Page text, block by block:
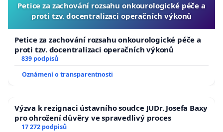
Petice za zachování rozsahu onkourologické péče a
proti tzv. docentralizaci operačních výkonů
Petice za zachování rozsahu onkourologické péče a
proti tzv. docentralizaci operačních výkonů
839 podpisů
Oznámení o transparentnosti
Výzva k rezignaci ústavního soudce JUDr. Josefa Baxy
pro ohrožení důvěry ve spravedlivý proces
17 272 podpisů